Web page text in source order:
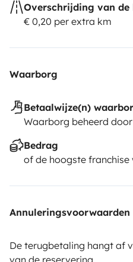
Overschrijding van
€ 0,20 per extra km
Waarborg
Betaalwijze(n)
Waarborg beheerd
Bedrag
of de hoogste franchise
Annuleringsvoorwaarden
De terugbetaling hangt af
van de reservering.